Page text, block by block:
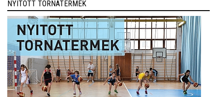
NYITOTT TORNATERMEK